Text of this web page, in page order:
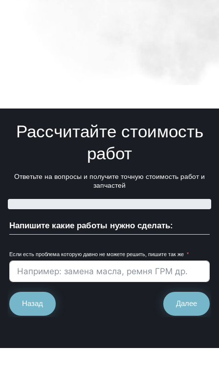
Рассчитайте стоимость
работ
Ответьте на вопросы и получите точную стоимость работ и
запчастей
Напишите какие работы нужно сделать:
Если есть проблема которую давно не можете решить, пишите так же
Назад Далее